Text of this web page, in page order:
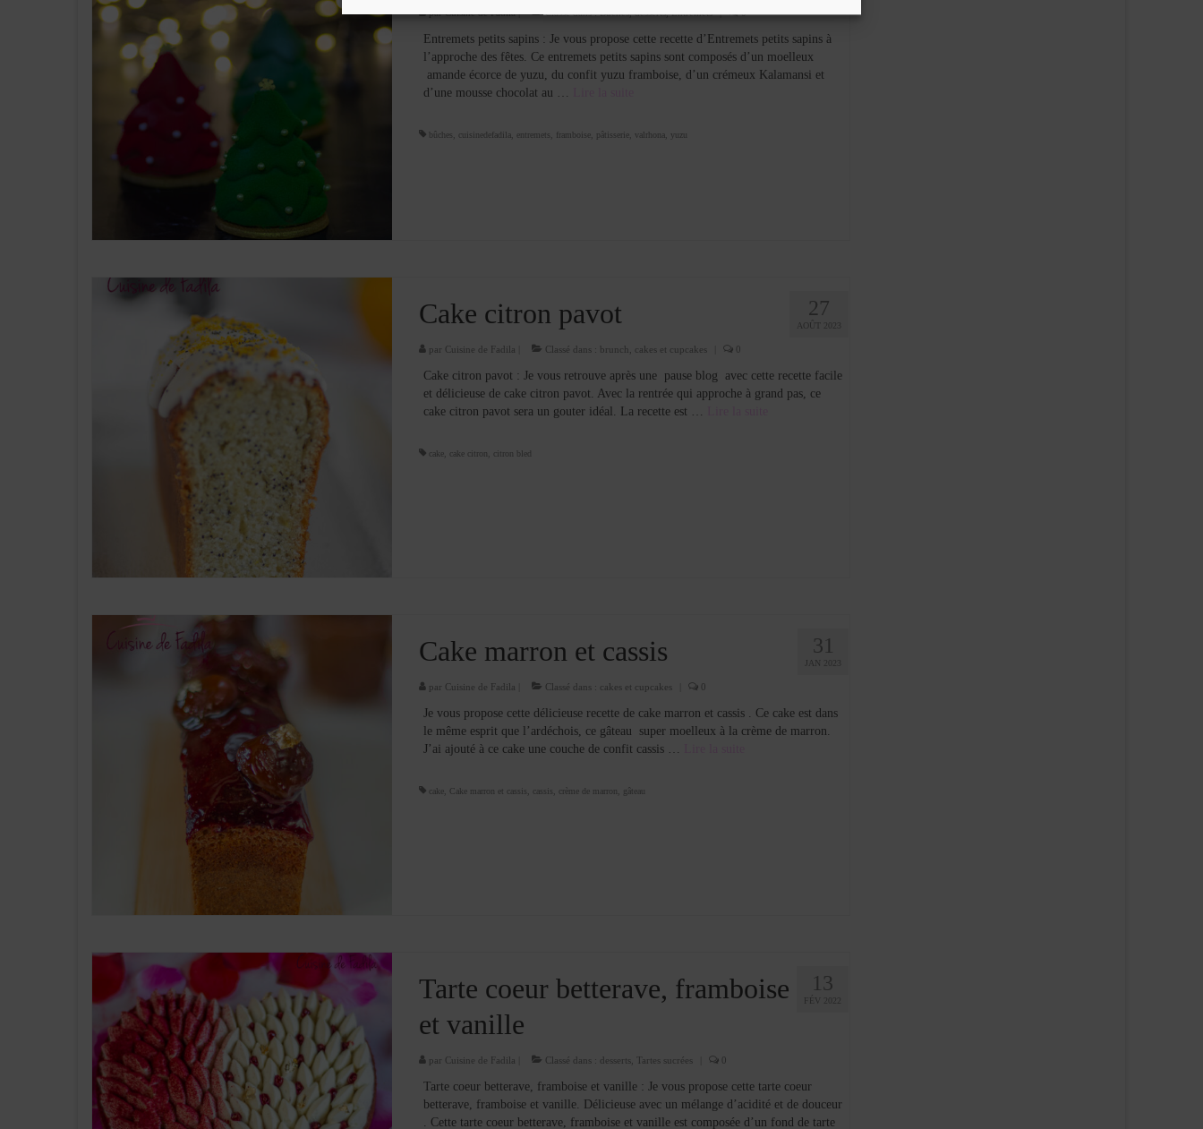
parCuisine de Fadila| Classé dans :Bûches,desserts,Entremets | 0
Entremets petits sapins : Je vous propose cette recette d’Entremets petits sapins à
l’approche des fêtes. Ce entremets petits sapins sont composés d’un moelleux
amande écorce de yuzu, du confit yuzu framboise, d’un crémeux Kalamansi et
d’une mousse chocolat au …
bûches cuisinedefadila, entremets framboise, pâtisserie, valrhona, yuzu
27
AOÛT 2023
Cake citron pavot
par Cuisine de Fadila Classé dans : brunch cakes et cupcakes 0
Cake citron pavot : Je vous retrouve après une pause blog avec cette recette facile
et délicieuse de cake citron pavot. Avec la rentrée qui approche à grand pas, ce
cake citron pavot sera un gouter idéal. La recette est …
cake, cake citron, citron bled
31
JAN 2023
Cake marron et cassis
par Cuisine de Fadila Classé dans : cakes et cupcakes 0
Je vous propose cette délicieuse recette de cake marron et cassis . Ce cake est dans
le même esprit que l’ardéchois, ce gâteau super moelleux à la crème de marron.
J’ai ajouté à ce cake une couche de confit cassis …
cake, Cake marron et cassis cassis crème de marron gâteau
13
FÉV 2022
Tarte coeur betterave, framboise
et vanille
par Cuisine de Fadila Classé dans : desserts, Tartes sucrées 0
Tarte coeur betterave, framboise et vanille : Je vous propose cette tarte coeur
betterave, framboise et vanille. Délicieuse avec un mélange d’acidité et de douceur
. Cette tarte coeur betterave, framboise et vanille est composée d’un fond de tarte